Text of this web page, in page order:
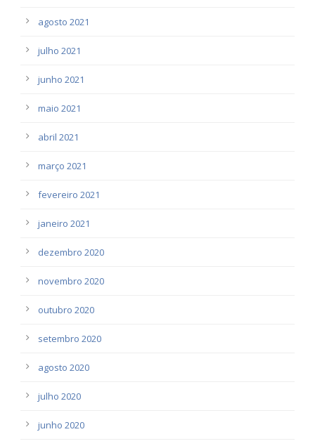
agosto 2021
julho 2021
junho 2021
maio 2021
abril 2021
março 2021
fevereiro 2021
janeiro 2021
dezembro 2020
novembro 2020
outubro 2020
setembro 2020
agosto 2020
julho 2020
junho 2020